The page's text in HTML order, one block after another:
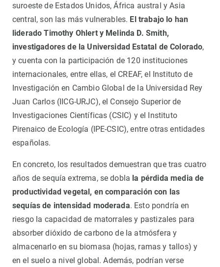
suroeste de Estados Unidos, África austral y Asia
central, son las más vulnerables. El trabajo lo han
liderado Timothy Ohlert y Melinda D. Smith,
investigadores de la Universidad Estatal de Colorado,
y cuenta con la participación de 120 instituciones
internacionales, entre ellas, el CREAF, el Instituto de
Investigación en Cambio Global de la Universidad Rey
Juan Carlos (IICG-URJC), el Consejo Superior de
Investigaciones Científicas (CSIC) y el Instituto
Pirenaico de Ecología (IPE-CSIC), entre otras entidades
españolas.
En concreto, los resultados demuestran que tras cuatro
años de sequía extrema, se dobla la pérdida media de
productividad vegetal, en comparación con las
sequías de intensidad moderada. Esto pondría en
riesgo la capacidad de matorrales y pastizales para
absorber dióxido de carbono de la atmósfera y
almacenarlo en su biomasa (hojas, ramas y tallos) y
en el suelo a nivel global. Además, podrían verse